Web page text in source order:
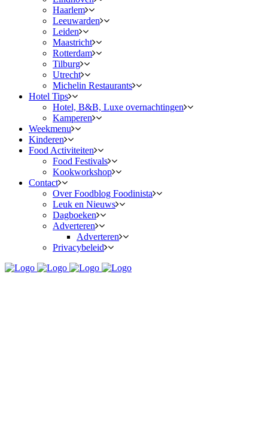
Haarlem
Leeuwarden
Leiden
Maastricht
Rotterdam
Tilburg
Utrecht
Michelin Restaurants
Hotel Tips
Hotel, B&B, Luxe overnachtingen
Kamperen
Weekmenu
Kinderen
Food Activiteiten
Food Festivals
Kookworkshop
Contact
Over Foodblog Foodinista
Leuk en Nieuws
Dagboeken
Adverteren
Adverteren
Privacybeleid